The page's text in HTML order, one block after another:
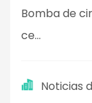
Bomba de
ce...
Noticias